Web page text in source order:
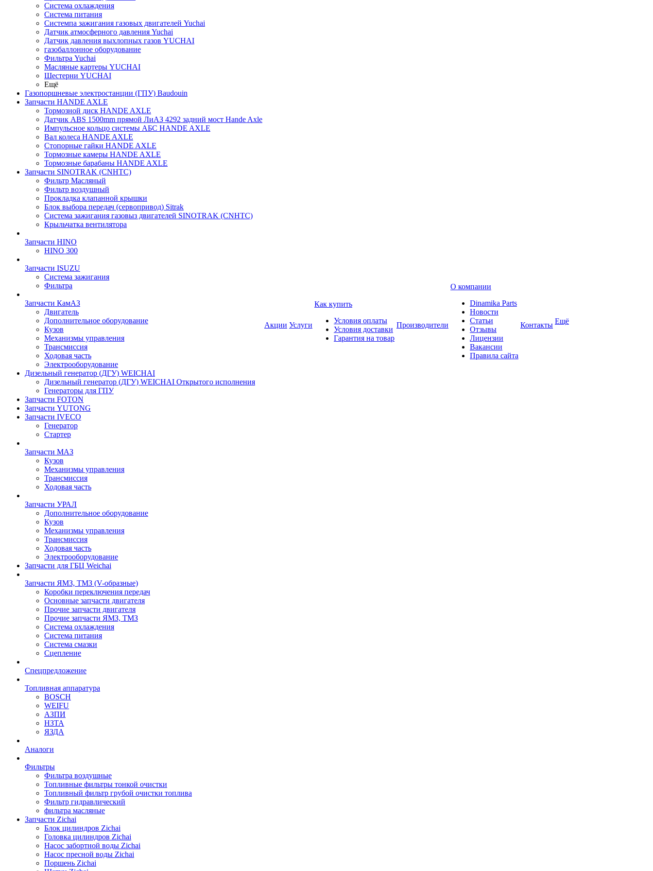
Система охлаждения
Система питания
Системпа зажигания газовых двигателей Yuchai
Датчик атмосферного давления Yuchai
Датчик давления выхлопных газов YUCHAI
газобаллонное оборудование
Фильтра Yuchai
Масляные картеры YUCHAI
Шестерни YUCHAI
Ещё
Газопоршневые электростанции (ГПУ) Baudouin
Запчасти HANDE AXLE
Тормозной диск HANDE AXLE
Датчик ABS 1500mm прямой ЛиАЗ 4292 задний мост Hande Axle
Импульсное кольцо системы АБС HANDE AXLE
Вал колеса HANDE AXLE
Стопорные гайки HANDE AXLE
Тормозные камеры HANDE AXLE
Тормозные барабаны HANDE AXLE
Запчасти SINOTRAK (CNHTC)
Фильтр Масляный
Фильтр воздушный
Прокладка клапанной крышки
Блок выбора передач (сервопривод) Sitrak
Система зажигания газовыз двигателей SINOTRAK (CNHTC)
Крыльчатка вентилятора
Запчасти HINO
HINO 300
Запчасти ISUZU
Система зажигания
Фильтра
Запчасти КамАЗ
Двигатель
Дополнительное оборудование
Кузов
Механизмы управления
Трансмиссия
Ходовая часть
Электрооборудование
Дизельный генератор (ДГУ) WEICHAI
Дизельный генератор (ДГУ) WEICHAI Открытого исполнения
Генераторы для ГПУ
Запчасти FOTON
Запчасти YUTONG
Запчасти IVECO
Генератор
Стартер
Запчасти МАЗ
Кузов
Механизмы управления
Трансмиссия
Ходовая часть
Запчасти УРАЛ
Дополнительное оборудование
Кузов
Механизмы управления
Трансмиссия
Ходовая часть
Электрооборудование
Запчасти для ГБЦ Weichai
Запчасти ЯМЗ, ТМЗ (V-образные)
Коробки переключения передач
Основные запчасти двигателя
Прочие запчасти двигателя
Прочие запчасти ЯМЗ, ТМЗ
Система охлаждения
Система питания
Система смазки
Сцепление
Спецпредложение
Топливная аппаратура
BOSCH
WEIFU
АЗПИ
НЗТА
ЯЗДА
Аналоги
Фильтры
Фильтра воздушные
Топливные фильтры тонкой очистки
Топливный фильтр грубой очистки топлива
Фильтр гидравлический
фильтра масляные
Запчасти Zichai
Блок цилиндров Zichai
Головка цилиндров Zichai
Насос забортной воды Zichai
Насос пресной воды Zichai
Поршень Zichai
Акции Услуги
Как купить
Условия оплаты
Условия доставки
Гарантия на товар
Производители
О компании
Dinamika Parts
Новости
Статьи
Отзывы
Лицензии
Вакансии
Правила сайта
Контакты Ещё